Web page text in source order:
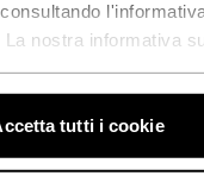
nostra informativa
tutti i cookie
E
passo.